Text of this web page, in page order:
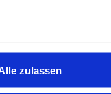
zulassen